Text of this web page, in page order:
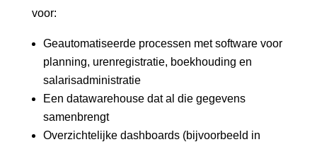
voor:
Geautomatiseerde processen met software voor
planning, urenregistratie, boekhouding en
salarisadministratie
Een datawarehouse dat al die gegevens
samenbrengt
Overzichtelijke dashboards (bijvoorbeeld in